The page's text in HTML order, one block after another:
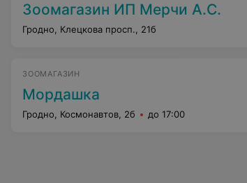
Зоомагазин ИП Мерчи А.С.
Гродно, Клецкова просп., 21б
ЗООМАГАЗИН
Мордашка
Гродно, Космонавтов, 2б до 17:00